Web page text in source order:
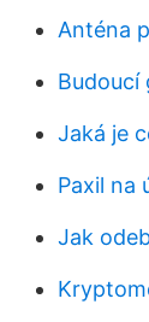
Anténa
Budoucí
Jaká je
Paxil na
Jak